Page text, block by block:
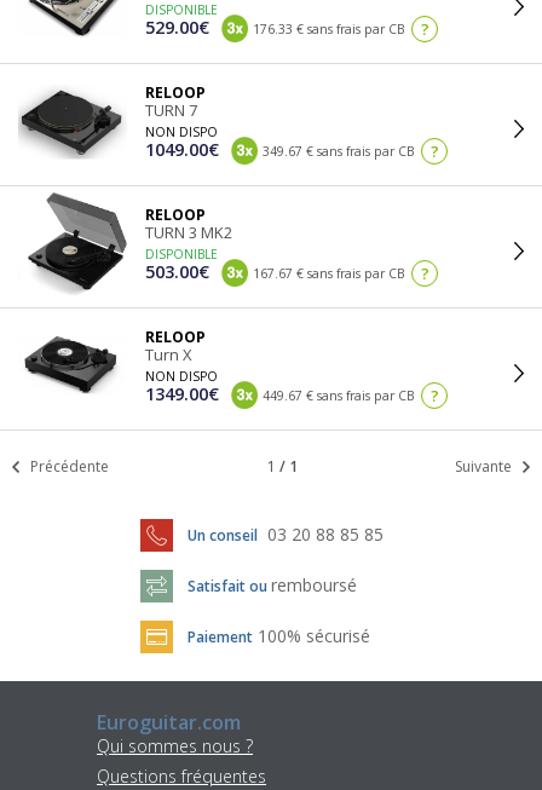
DISPONIBLE
529.00€ 176.33 € sans frais par CB ?
RELOOP
TURN 7
NON DISPO
1049.00€ 349.67 € sans frais par CB ?
RELOOP
TURN 3 MK2
DISPONIBLE
503.00€ 167.67 € sans frais par CB ?
RELOOP
Turn X
NON DISPO
1349.00€ 449.67 € sans frais par CB ?
Précédente 1 / 1 Suivante
Un conseil 03 20 88 85 85
Satisfait ou remboursé
Paiement 100% sécurisé
Euroguitar.com
Qui sommes nous ?
Questions fréquentes